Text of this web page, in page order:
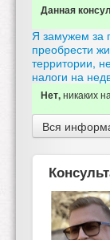
Данная
Я замужем за
преобрести
территории,
налоги на
Нет,никаких
Вся